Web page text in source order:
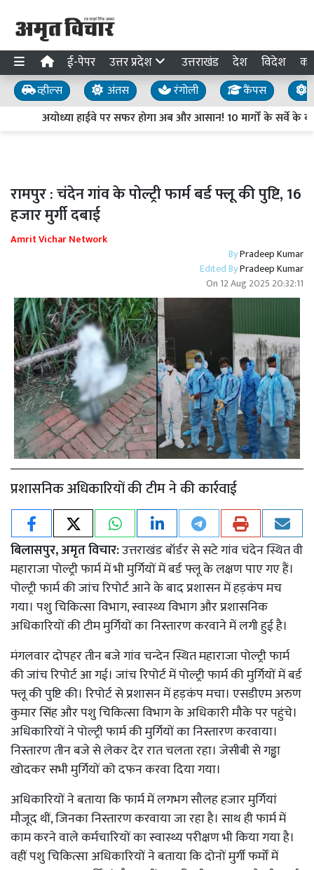
ई-पेपर उत्तर प्रदेश उत्तराखंड देश विदेश
व्हील्स अंतस रंगोली कैंपस
अयोध्या हाईवे पर सफर होगा अब और आसान! 10 मार्गों के सर्वे के
रामपुर : चंदेन गांव के पोल्ट्री फार्म बर्ड फ्लू की पुष्टि, 16
हजार मुर्गी दबाई
Amrit Vichar Network
ByPradeep Kumar
Edited ByPradeep Kumar
On 12 Aug 2025 20:32:11
प्रशासनिक अधिकारियों की टीम ने की कार्रवाई
बिलासपुर, अमृत विचार:उत्तराखंड बॉर्डर से सटे गांव चंदेन स्थित वी
महाराजा पोल्ट्री फार्म में भी मुर्गियों में बर्ड फ्लू के लक्षण पाए गए हैं।
पोल्ट्री फार्म की जांच रिपोर्ट आने के बाद प्रशासन में हड़कंप मच
गया। पशु चिकित्सा विभाग, स्वास्थ्य विभाग और प्रशासनिक
अधिकारियों की टीम मुर्गियों का निस्तारण करवाने में लगी हुई है।
मंगलवार दोपहर तीन बजे गांव चन्देन स्थित महाराजा पोल्ट्री फार्म
की जांच रिपोर्ट आ गई। जांच रिपोर्ट में पोल्ट्री फार्म की मुर्गियों में बर्ड
फ्लू की पुष्टि की। रिपोर्ट से प्रशासन में हड़कंप मचा। एसडीएम अरुण
कुमार सिंह और पशु चिकित्सा विभाग के अधिकारी मौके पर पहुंचे।
अधिकारियों ने पोल्ट्री फार्म की मुर्गियों का निस्तारण करवाया।
निस्तारण तीन बजे से लेकर देर रात चलता रहा। जेसीबी से गड्ढा
खोदकर सभी मुर्गियों को दफन करवा दिया गया।
अधिकारियों ने बताया कि फार्म में लगभग सौलह हजार मुर्गियां
मौजूद थीं, जिनका निस्तारण करवाया जा रहा है। साथ ही फार्म में
काम करने वाले कर्मचारियों का स्वास्थ्य परीक्षण भी किया गया है।
वहीं पशु चिकित्सा अधिकारियों ने बताया कि दोनों मुर्गी फर्मों में